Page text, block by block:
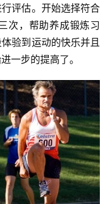
评估。开始选择符合
次，帮助养成锻炼习
验到运动的快乐并且
一步的提高了。